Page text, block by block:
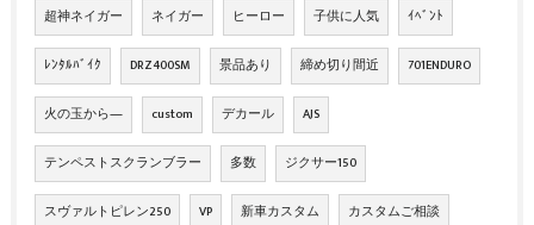
超神ネイガー ネイガー ヒーロー 子供に人気 ｲﾍﾞﾝﾄ
ﾚﾝﾀﾙﾊﾞｲｸ DRZ400SM 景品あり 締め切り間近 701ENDURO
火の玉から― custom デカール AJS
テンペストスクランブラー 多数 ジクサー150
スヴァルトピレン250 VP 新車カスタム カスタムご相談